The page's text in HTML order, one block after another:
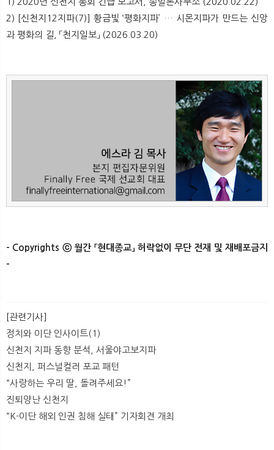
2) [신천지12지파(7)] 황금빛 ‘평화지파’ … 시몬지파가 만드는 신앙
과 평화의 길, 「천지일보」 (2026.03.20)
- Copyrights ⓒ 월간 「현대종교」 허락없이 무단 전재 및 재배포금지
-​ ​
[관련기사]
정치와 이단 인사이트(1)
신천지 지파 동향 분석, 서울야고보지파
신천지, 퍼스널컬러 포교 패턴
​“사랑하는 우리 딸, 돌려주세요!”
진퇴양난 신천지
“K-이단 해외 인권 침해 실태” 기자회견 개최